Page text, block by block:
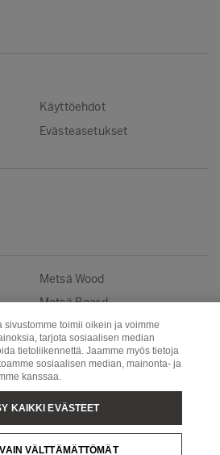
Käyttöehdot
Evästeasetukset
Metsä Wood
Metsä Board
Metsä Spring
sivustomme toimii oikein ja voimme
tarjota sosiaalisen median
tietoliikennettä. Jaamme myös tietoja
sosiaalisen median, mainonta- ja
kanssaa.
VÄLTTÄMÄTTÖMÄT
KAIKKI EVÄSTEET